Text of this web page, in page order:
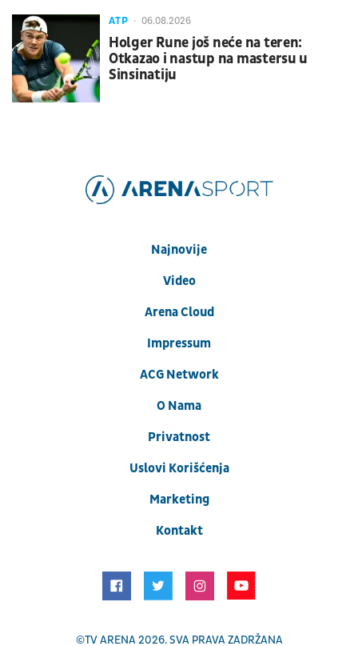
ATP 06.08.2026
Holger Rune još neće na teren:
Otkazao i nastup na mastersu u
Sinsinatiju
Najnovije
Video
Arena Cloud
Impressum
ACG Network
O Nama
Privatnost
Uslovi Korišćenja
Marketing
Kontakt
©TV ARENA2026. SVA PRAVA ZADRŽANA